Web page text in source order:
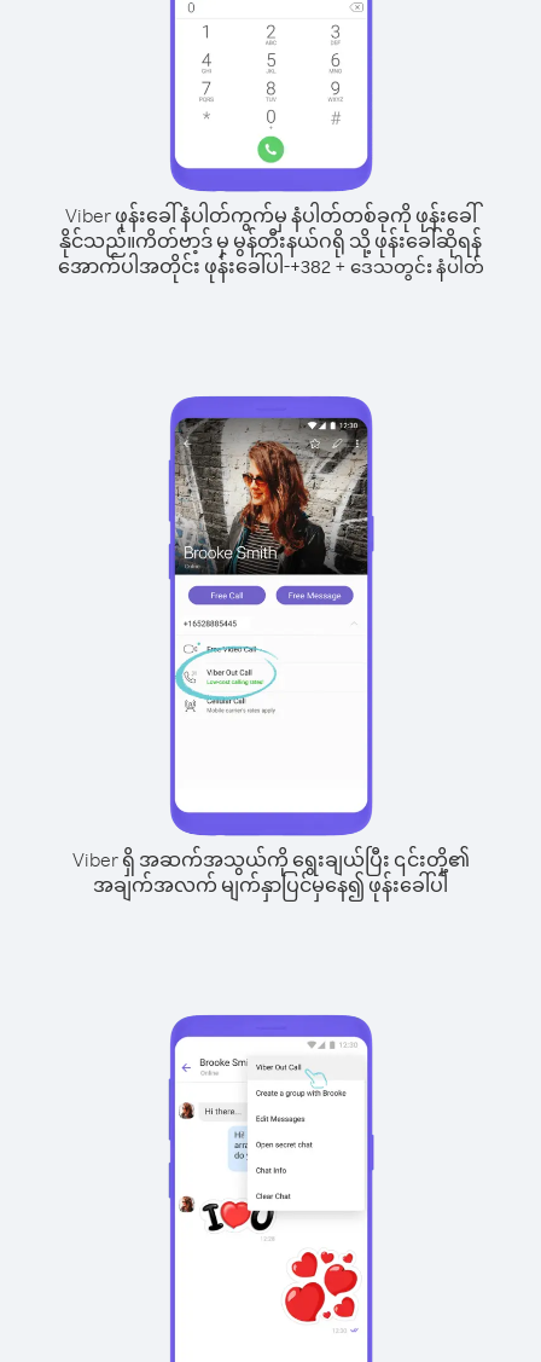
Viber ဖုန်းခေါ်နံပါတ်ကွက်မှ နံပါတ်တစ်ခုကို ဖုန်းခေါ်
နိုင်သည်။ကိတ်ဗာ့ဒ် မှ မွန်တီးနယ်ဂရို သို့ ဖုန်းခေါ်ဆိုရန်
အောက်ပါအတိုင်း ဖုန်းခေါ်ပါ-+382+ ဒေသတွင်း နံပါတ်
Viber ရှိ အဆက်အသွယ်ကို ရွေးချယ်ပြီး ၎င်းတို့၏
အချက်အလက် မျက်နှာပြင်မှနေ၍ ဖုန်းခေါ်ပါ